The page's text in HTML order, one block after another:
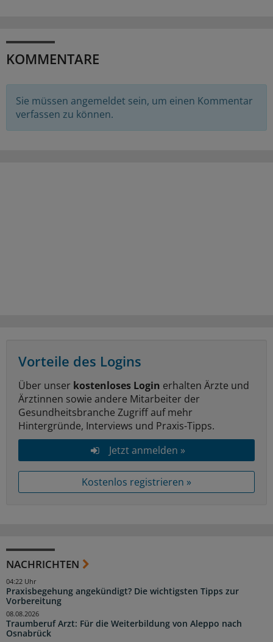
KOMMENTARE
Sie müssen angemeldet sein, um einen Kommentar
verfassen zu können.
Vorteile des Logins
Über unser kostenloses Login erhalten Ärzte und
Ärztinnen sowie andere Mitarbeiter der
Gesundheitsbranche Zugriff auf mehr
Hintergründe, Interviews und Praxis-Tipps.
Jetzt anmelden »
Kostenlos registrieren »
NACHRICHTEN
Praxisbegehung angekündigt? Die wichtigsten Tipps zur
Vorbereitung
04:22 Uhr
Traumberuf Arzt: Für die Weiterbildung von Aleppo nach
Osnabrück
08.08.2026